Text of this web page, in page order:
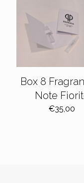
Box 8
Note
€35,00